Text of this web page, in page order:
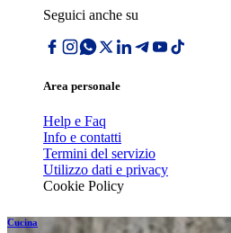
Seguici anche su
Area personale
Help e Faq
Info e contatti
Termini del servizio
Utilizzo dati e privacy
Cookie Policy
Cucina